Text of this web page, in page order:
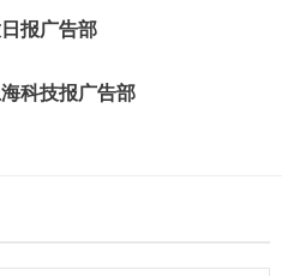
报广告部
科技报广告部